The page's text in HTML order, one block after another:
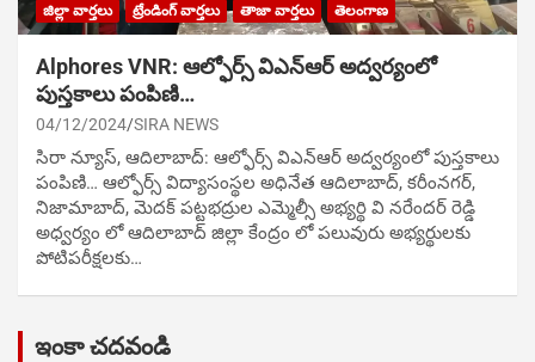
జిల్లా వార్తలు ట్రేండింగ్ వార్తలు తాజా వార్తలు తెలంగాణ
Alphores VNR: ఆల్ఫోర్స్ విఎన్ఆర్ అద్వర్యంలో
పుస్తకాలు పంపిణి…
04/12/2024 SIRA NEWS
సిరా న్యూస్, ఆదిలాబాద్: ఆల్ఫోర్స్ విఎన్ఆర్ అద్వర్యంలో పుస్తకాలు
పంపిణి… ఆల్ఫోర్స్ విద్యాసంస్థల అధినేత ఆదిలాబాద్, కరీంనగర్,
నిజామాబాద్, మెదక్ పట్టభద్రుల ఎమ్మెల్సీ అభ్యర్థి వి నరేందర్ రెడ్డి
అధ్వర్యం లో ఆదిలాబాద్ జిల్లా కేంద్రం లో పలువురు అభ్యర్థులకు
పోటిప‌రీక్ష‌ల‌కు…
ఇంకా చదవండి